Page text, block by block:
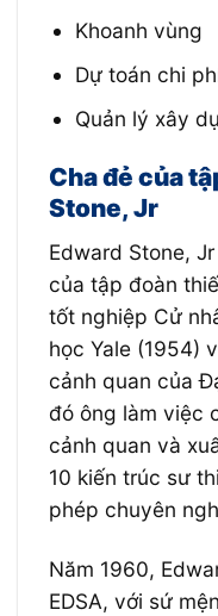
Khoanh vùng
Dự toán chi
Quản lý xây
Cha đẻ của
Stone, Jr
Edward Stone,
của tập đoàn
tốt nghiệp Cử
học Yale (1954)
cảnh quan của
đó ông làm việc
cảnh quan và
10 kiến trúc sư
phép chuyên
Năm 1960,
EDSA, với sứ